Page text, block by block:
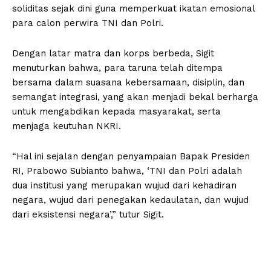
soliditas sejak dini guna memperkuat ikatan emosional
para calon perwira TNI dan Polri.
Dengan latar matra dan korps berbeda, Sigit
menuturkan bahwa, para taruna telah ditempa
bersama dalam suasana kebersamaan, disiplin, dan
semangat integrasi, yang akan menjadi bekal berharga
untuk mengabdikan kepada masyarakat, serta
menjaga keutuhan NKRI.
“Hal ini sejalan dengan penyampaian Bapak Presiden
RI, Prabowo Subianto bahwa, ‘TNI dan Polri adalah
dua institusi yang merupakan wujud dari kehadiran
negara, wujud dari penegakan kedaulatan, dan wujud
dari eksistensi negara’,” tutur Sigit.